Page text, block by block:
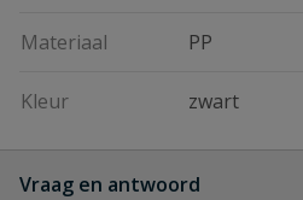
Materiaal PP
Kleur zwart
Vraag en antwoord